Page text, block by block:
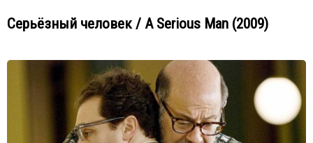
Серьёзный человек / A Serious Man (2009)